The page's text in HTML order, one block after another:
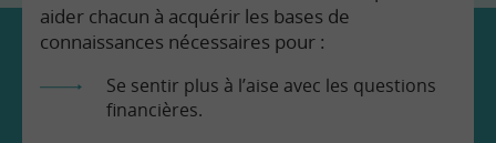
aider chacun à acquérir les bases de
connaissances nécessaires pour :
Se sentir plus à l’aise avec les questions
financières.